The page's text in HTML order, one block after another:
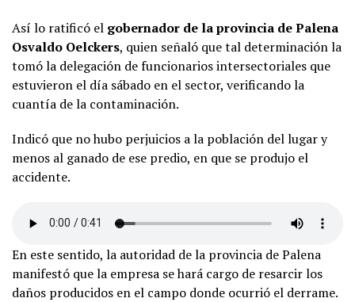
Así lo ratificó el gobernador de la provincia de Palena
Osvaldo Oelckers, quien señaló que tal determinación la
tomó la delegación de funcionarios intersectoriales que
estuvieron el día sábado en el sector, verificando la
cuantía de la contaminación.
Indicó que no hubo perjuicios a la población del lugar y
menos al ganado de ese predio, en que se produjo el
accidente.
En este sentido, la autoridad de la provincia de Palena
manifestó que la empresa se hará cargo de resarcir los
daños producidos en el campo donde ocurrió el derrame.